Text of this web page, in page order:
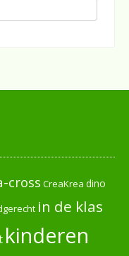
cross CreaKrea dino
in de klas
kinderen